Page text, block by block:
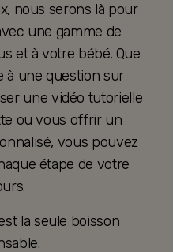
nous serons là pour
une gamme de
et à votre bébé. Que
à une question sur
une vidéo tutorielle
ou vous offrir un
vous pouvez
étape de votre
la seule boisson